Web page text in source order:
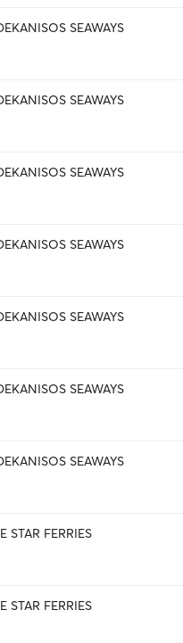
SEAWAYS
SEAWAYS
SEAWAYS
SEAWAYS
SEAWAYS
SEAWAYS
SEAWAYS
STAR FERRIES
STAR FERRIES